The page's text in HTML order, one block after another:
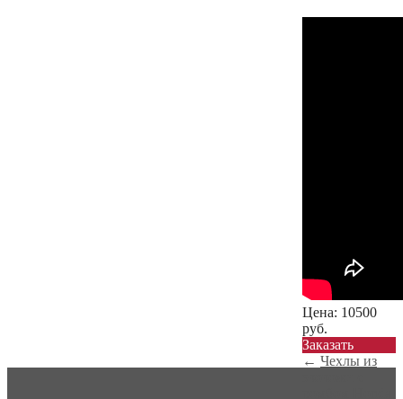
Цена: 10500
руб.
Заказать
← Чехлы из